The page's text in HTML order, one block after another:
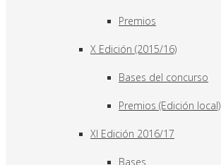
Premios
X Edición (2015/16)
Bases del concurso
Premios (Edición local)
XI Edición 2016/17
Bases